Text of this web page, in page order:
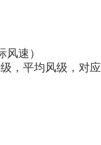
速）
，平均风级，对